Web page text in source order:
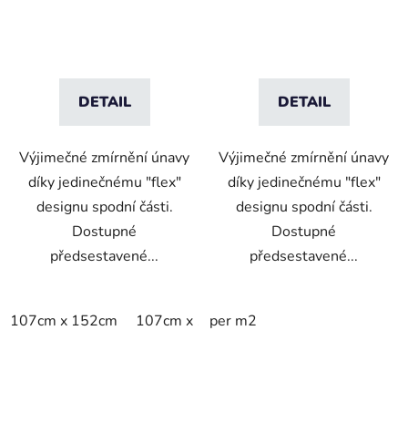
DETAIL
Výjimečné zmírnění únavy
díky jedinečnému "flex"
designu spodní části.
Dostupné
předsestavené...
107cm x 152cm 107cm x 183cm
DETAIL
Výjimečné zmírnění únavy
díky jedinečnému "flex"
designu spodní části.
Dostupné
předsestavené...
per m2